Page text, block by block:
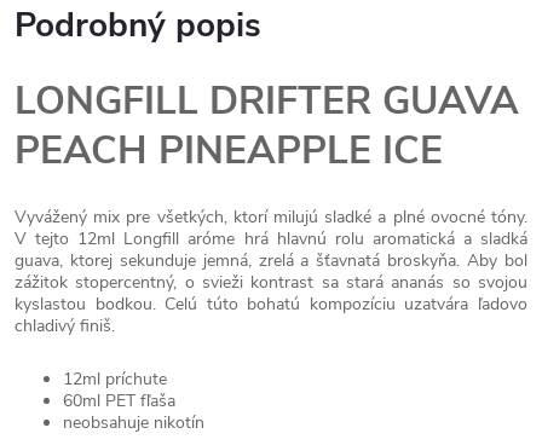
Podrobný popis
LONGFILL DRIFTER GUAVA
PEACH PINEAPPLE ICE
Vyvážený mix pre všetkých, ktorí milujú sladké a plné ovocné tóny.
V tejto 12ml Longfill aróme hrá hlavnú rolu aromatická a sladká
guava, ktorej sekunduje jemná, zrelá a šťavnatá broskyňa. Aby bol
zážitok stopercentný, o svieži kontrast sa stará ananás so svojou
kyslastou bodkou. Celú túto bohatú kompozíciu uzatvára ľadovo
chladivý finiš.
12ml príchute
60ml PET fľaša
neobsahuje nikotín